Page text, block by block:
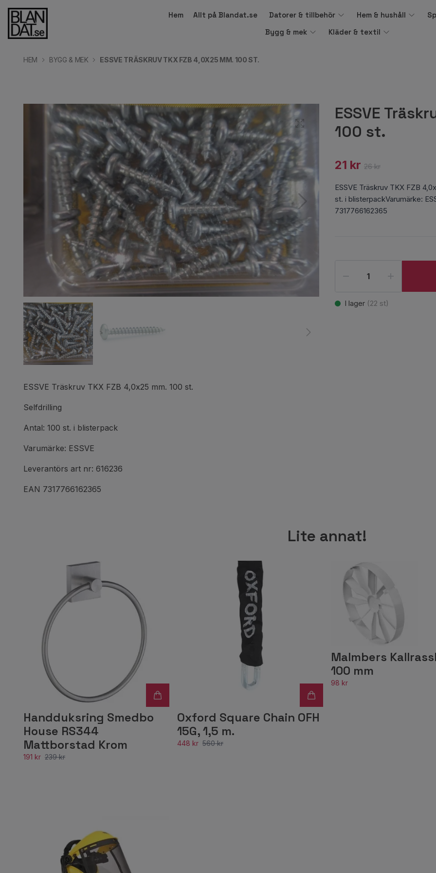
Hem Allt på Blandat.se Datorer & tillbehör Hem & hushåll
Bygg & mek
Kläder & textil
HEM BYGG & MEK ESSVE TRÄSKRUV TKX FZB 4,0X25 MM. 100 ST.
ESSVE
100 st.
21 kr 26 kr
ESSVE Träskruv TKX FZB
st. i blisterpackVarumärke:
7317766162365
I lager (22 st)
ESSVE Träskruv TKX FZB 4,0x25 mm. 100 st.
Selfdrilling
Antal: 100 st. i blisterpack
Varumärke: ESSVE
Leverantörs art nr: 616236
EAN 7317766162365
Lite annat!
Handduksring Smedbo
House RS344
Mattborstad Krom
191 kr 239 kr
Oxford Square Chain OFH
15G, 1,5 m.
448 kr 560 kr
Malmbers
100 mm
98 kr